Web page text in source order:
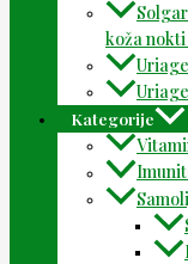
koža nokti
Kategorije